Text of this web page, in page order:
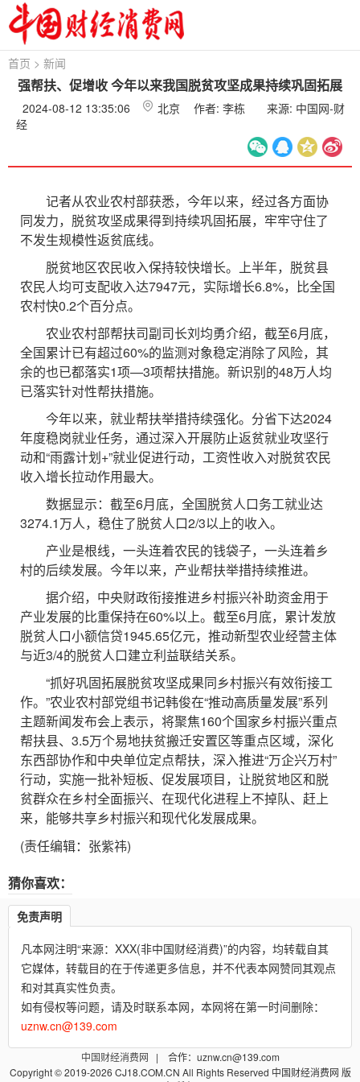
首页 > 新闻
强帮扶、促增收 今年以来我国脱贫攻坚成果持续巩固拓展
2024-08-12 13:35:06 北京 作者: 李栋
来源: 中国网-财
经
记者从农业农村部获悉，今年以来，经过各方面协
同发力，脱贫攻坚成果得到持续巩固拓展，牢牢守住了
不发生规模性返贫底线。
脱贫地区农民收入保持较快增长。上半年，脱贫县
农民人均可支配收入达7947元，实际增长6.8%，比全国
农村快0.2个百分点。
农业农村部帮扶司副司长刘均勇介绍，截至6月底，
全国累计已有超过60%的监测对象稳定消除了风险，其
余的也已都落实1项—3项帮扶措施。新识别的48万人均
已落实针对性帮扶措施。
今年以来，就业帮扶举措持续强化。分省下达2024
年度稳岗就业任务，通过深入开展防止返贫就业攻坚行
动和“雨露计划+”就业促进行动，工资性收入对脱贫农民
收入增长拉动作用最大。
数据显示：截至6月底，全国脱贫人口务工就业达
3274.1万人，稳住了脱贫人口2/3以上的收入。
产业是根线，一头连着农民的钱袋子，一头连着乡
村的后续发展。今年以来，产业帮扶举措持续推进。
据介绍，中央财政衔接推进乡村振兴补助资金用于
产业发展的比重保持在60%以上。截至6月底，累计发放
脱贫人口小额信贷1945.65亿元，推动新型农业经营主体
与近3/4的脱贫人口建立利益联结关系。
“抓好巩固拓展脱贫攻坚成果同乡村振兴有效衔接工
作。”农业农村部党组书记韩俊在“推动高质量发展”系列
主题新闻发布会上表示，将聚焦160个国家乡村振兴重点
帮扶县、3.5万个易地扶贫搬迁安置区等重点区域，深化
东西部协作和中央单位定点帮扶，深入推进“万企兴万村”
行动，实施一批补短板、促发展项目，让脱贫地区和脱
贫群众在乡村全面振兴、在现代化进程上不掉队、赶上
来，能够共享乡村振兴和现代化发展成果。
(责任编辑：张紫祎)
猜你喜欢：
免责声明
凡本网注明“来源：XXX(非中国财经消费)”的内容，均转载自其
它媒体，转载目的在于传递更多信息，并不代表本网赞同其观点
和对其真实性负责。
如有侵权等问题，请及时联系本网，本网将在第一时间删除：
uznw.cn@139.com
中国财经消费网
| 合作：uznw.cn@139.com
Copyright © 2019-2026 CJ18.COM.CN All Rights Reserved 中国财经消费网 版